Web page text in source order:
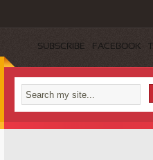
SUBSCRIBE FACEBOOK